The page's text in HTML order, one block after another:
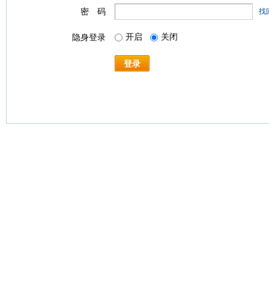
密 码 找
隐身登录 开启 关闭
登录